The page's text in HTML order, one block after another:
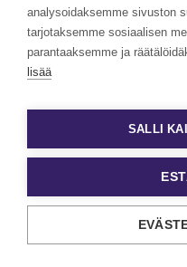
analysoidaksemme sivuston
tarjotaksemme sosiaalisen
parantaaksemme ja
lisää
SALLI